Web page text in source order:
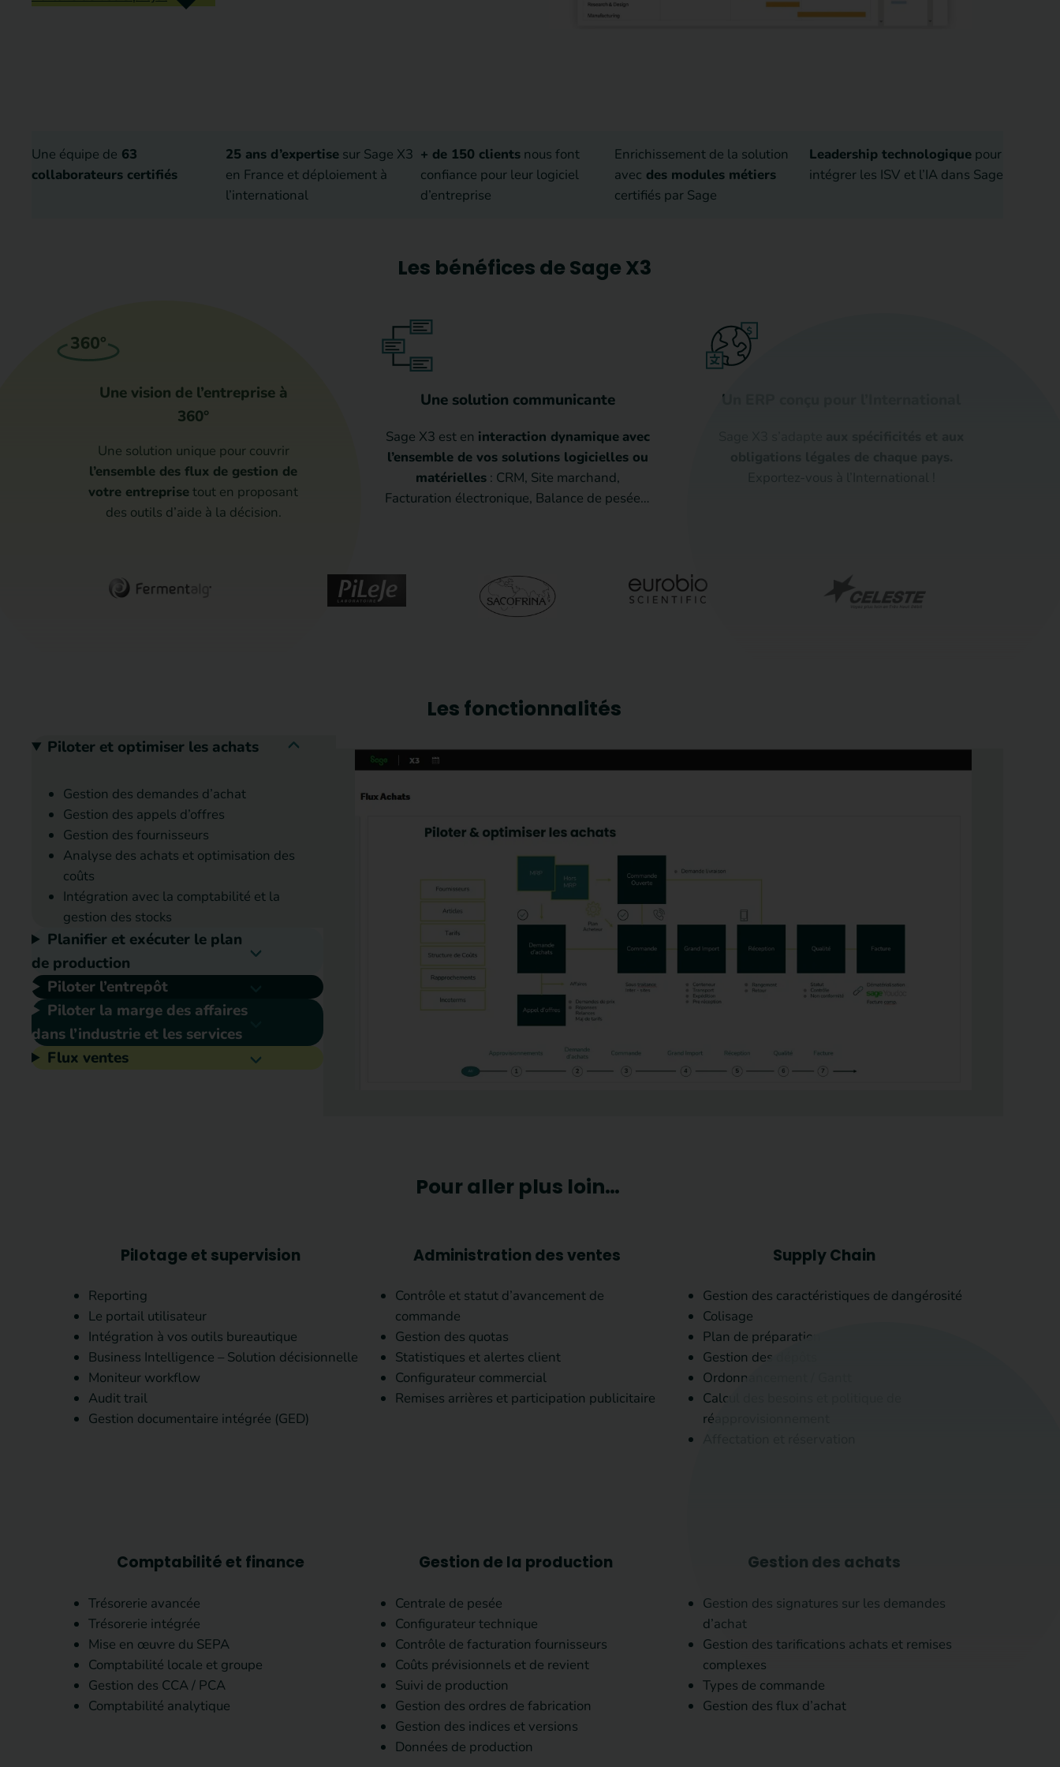
Une équipe de 63
collaborateurs certifiés
25 ans d’expertise sur Sage X3
en France et déploiement à
l’international
+ de 150 clientsnous font
confiance pour leur logiciel
d’entreprise
Enrichissement de la solution
avec des modules métiers
certifiés par Sage
Leadership technologiquepour
intégrer les ISV et l’IA dans Sage
Les bénéfices de Sage X3
Une vision de l’entreprise à
360°
Une solution unique pour couvrir
l’ensemble des flux de gestion de
votre entreprisetout en proposant
des outils d’aide à la décision.
Une solution communicante
Sage X3 est en interaction dynamique avec
l’ensemble de vos solutions logicielles ou
matérielles: CRM, Site marchand,
Facturation électronique, Balance de pesée…
Un ERP conçu pour l’International
Les fonctionnalités
Piloter et optimiser les achats
Gestion des demandes d’achat
Gestion des appels d’offres
Gestion des fournisseurs
Analyse des achats et optimisation des
coûts
Intégration avec la comptabilité et la
gestion des stocks
Planifier et exécuter le plan
de production
Piloter l’entrepôt
Piloter la marge des affaires
dans l’industrie et les services
Flux ventes
Pour aller plus loin…
Pilotage et supervision
Reporting
Le portail utilisateur
Intégration à vos outils bureautique
Business Intelligence – Solution décisionnelle
Moniteur workflow
Audit trail
Gestion documentaire intégrée (GED)
Administration des ventes
Contrôle et statut d’avancement de
commande
Gestion des quotas
Statistiques et alertes client
Configurateur commercial
Remises arrières et participation publicitaire
Supply Chain
Gestion des caractéristiques de dangérosité
Colisage
Plan de préparation
Gestion des dépôts
Ordonnancement / Gantt
Calcul des besoins et politique de
réapprovisionnement
Comptabilité et finance
Trésorerie avancée
Trésorerie intégrée
Mise en œuvre du SEPA
Comptabilité locale et groupe
Gestion des CCA / PCA
Comptabilité analytique
Gestion de la production
Centrale de pesée
Configurateur technique
Contrôle de facturation fournisseurs
Coûts prévisionnels et de revient
Suivi de production
Gestion des ordres de fabrication
Gestion des indices et versions
Données de production
Gestion des achats
Gestion des signatures sur les demandes
d’achat
Gestion des tarifications achats et remises
complexes
Types de commande
Gestion des flux d’achat